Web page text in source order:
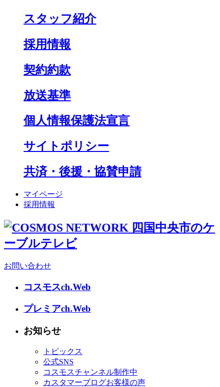
スタッフ紹介
採用情報
契約約款
放送基準
個人情報保護法宣言
サイトポリシー
共済・後援・協賛申請
マイページ
採用情報
お問い合わせ
コスモスch.Web
プレミアch.Web
お知らせ
トピックス
公式SNS
コスモスチャンネル制作中
カスタマーブログお客様の声